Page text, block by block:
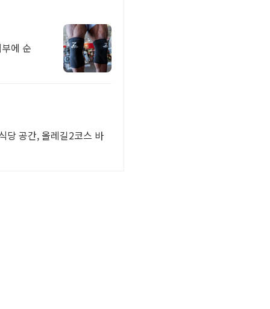
에 순
당 공간, 올레길2코스 바